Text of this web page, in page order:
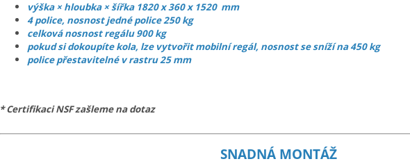
výška × hloubka × šířka 1820 x 360 x 1520 mm
4 police, nosnost jedné police 250 kg
celková nosnost regálu 900 kg
pokud si dokoupíte kola, lze vytvořit mobilní regál, nosnost se sníží na 450 kg
police přestavitelné v rastru 25 mm
* Certifikaci NSF zašleme na dotaz
SNADNÁ MONTÁŽ